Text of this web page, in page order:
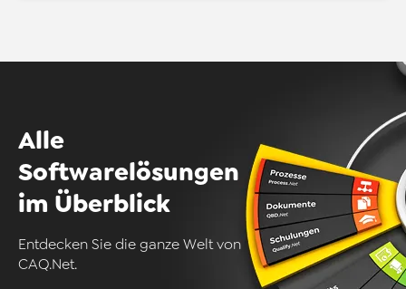
Alle
Softwarelösungen
im Überblick
Entdecken Sie die ganze Welt von
CAQ.Net.